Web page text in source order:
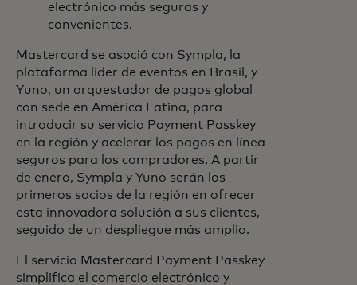
electrónico más seguras y
convenientes.
Mastercard se asoció con Sympla, la
plataforma líder de eventos en Brasil, y
Yuno, un orquestador de pagos global
con sede en América Latina, para
introducir su servicio Payment Passkey
en la región y acelerar los pagos en línea
seguros para los compradores. A partir
de enero, Sympla y Yuno serán los
primeros socios de la región en ofrecer
esta innovadora solución a sus clientes,
seguido de un despliegue más amplio.
El servicio Mastercard Payment Passkey
simplifica el comercio electrónico y